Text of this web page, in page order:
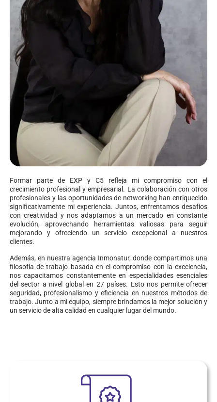
Formar parte de EXP y C5 refleja mi compromiso con el
crecimiento profesional y empresarial. La colaboración con otros
profesionales y las oportunidades de networking han enriquecido
significativamente mi experiencia. Juntos, enfrentamos desafíos
con creatividad y nos adaptamos a un mercado en constante
evolución, aprovechando herramientas valiosas para seguir
mejorando y ofreciendo un servicio excepcional a nuestros
clientes.
Además, en nuestra agencia Inmonatur, donde compartimos una
filosofía de trabajo basada en el compromiso con la excelencia,
nos capacitamos constantemente en especialidades esenciales
del sector a nivel global en 27 países. Esto nos permite ofrecer
seguridad, profesionalismo y eficiencia en nuestros métodos de
trabajo. Junto a mi equipo, siempre brindamos la mejor solución y
un servicio de alta calidad en cualquier lugar del mundo.